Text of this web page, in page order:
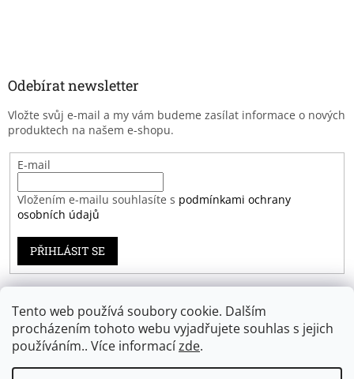
Tento web používá soubory cookie. Dalším
procházením tohoto webu vyjadřujete souhlas s jejich
používáním.. Více informacízde.
Odebírat newsletter
Vložte svůj e-mail a my vám budeme zasílat informace o nových
produktech na našem e-shopu.
E-mail
Vložením e-mailu souhlasíte s podmínkami ochrany
osobních údajů
PŘIHLÁSIT SE
Záruka spokojenosti